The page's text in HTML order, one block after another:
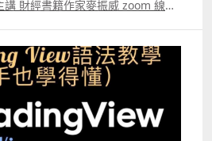
財經書籍作家麥振威 zoom 線上
trading view自制Footprint chart
寫的交易策略轉為python版
寫運用排盤市場深度數據的交
盤路分析原理講解 報名whatspp